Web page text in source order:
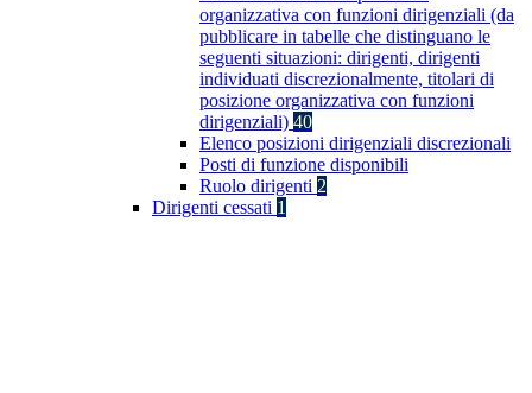
organizzativa con funzioni dirigenziali (da
pubblicare in tabelle che distinguano le
seguenti situazioni: dirigenti, dirigenti
individuati discrezionalmente, titolari di
posizione organizzativa con funzioni
dirigenziali) 40
Elenco posizioni dirigenziali discrezionali
Posti di funzione disponibili
Ruolo dirigenti 2
Dirigenti cessati 1